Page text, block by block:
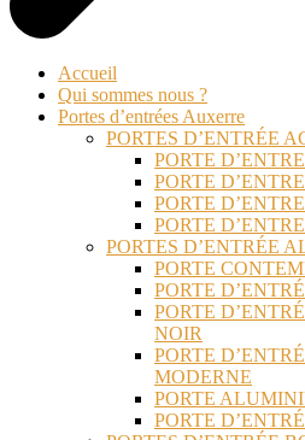
Accueil
Qui sommes nous ?
Portes d’entrées Auxerre
PORTES D’ENTRÉE
PORTE
PORTE
PORTE
PORTE
PORTES D’ENTRÉE
PORTE
PORTE
PORTE
NOIR
PORTE
MODERNE
PORTE
PORTE